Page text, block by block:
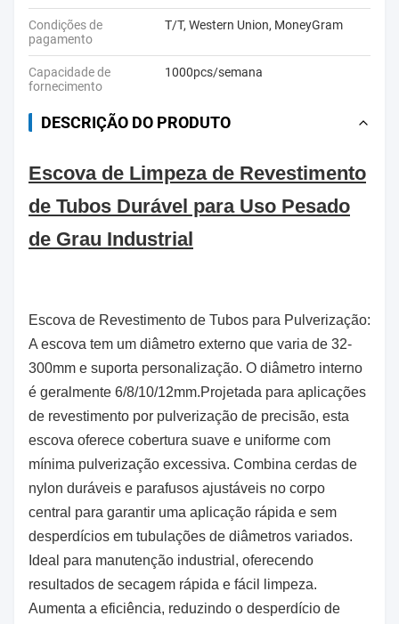
Condições de
pagamento
T/T, Western Union, MoneyGram
Capacidade de
fornecimento
1000pcs/semana
DESCRIÇÃO DO PRODUTO
Escova de Limpeza de Revestimento
de Tubos Durável para Uso Pesado
de Grau Industrial
Escova de Revestimento de Tubos para Pulverização:
A escova tem um diâmetro externo que varia de 32-
300mm e suporta personalização. O diâmetro interno
é geralmente 6/8/10/12mm.Projetada para aplicações
de revestimento por pulverização de precisão, esta
escova oferece cobertura suave e uniforme com
mínima pulverização excessiva. Combina cerdas de
nylon duráveis e parafusos ajustáveis no corpo
central para garantir uma aplicação rápida e sem
desperdícios em tubulações de diâmetros variados.
Ideal para manutenção industrial, oferecendo
resultados de secagem rápida e fácil limpeza.
Aumenta a eficiência, reduzindo o desperdício de